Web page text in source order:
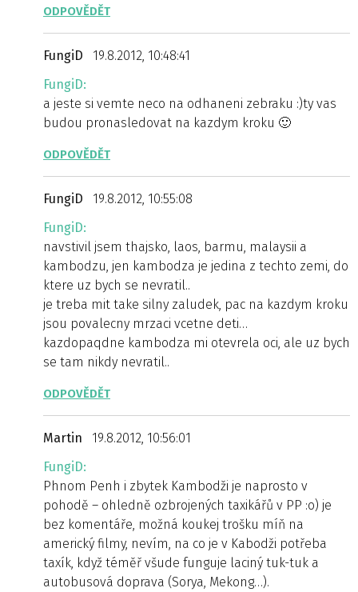
ODPOVĚDĚT
FungiD
19.8.2012, 10:48:41
FungiD:
a jeste si vemte neco na odhaneni zebraku :)ty vas
budou pronasledovat na kazdym kroku 🙂
ODPOVĚDĚT
FungiD
19.8.2012, 10:55:08
FungiD:
navstivil jsem thajsko, laos, barmu, malaysii a
kambodzu, jen kambodza je jedina z techto zemi, do
ktere uz bych se nevratil..
je treba mit take silny zaludek, pac na kazdym kroku
jsou povalecny mrzaci vcetne deti…
kazdopaqdne kambodza mi otevrela oci, ale uz bych
se tam nikdy nevratil..
ODPOVĚDĚT
Martin
19.8.2012, 10:56:01
FungiD:
Phnom Penh i zbytek Kambodži je naprosto v
pohodě – ohledně ozbrojených taxikářů v PP :o) je
bez komentáře, možná koukej trošku míň na
americký filmy, nevím, na co je v Kabodži potřeba
taxík, když téměř všude funguje laciný tuk-tuk a
autobusová doprava (Sorya, Mekong…).